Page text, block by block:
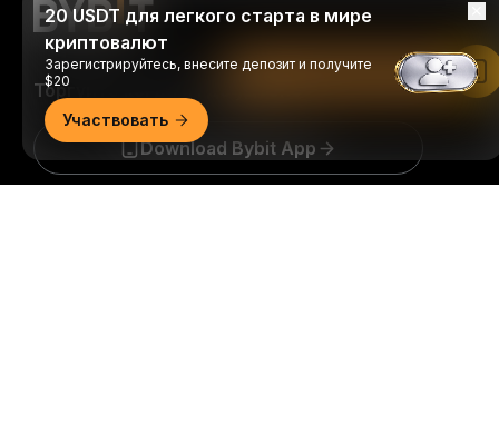
Торгуйте когда и где удобно
Download Bybit App
20 USDT для легкого старта в мире
криптовалют
Зарегистрируйтесь, внесите депозит и получите
$20
Участвовать
Читать в приложении Bybit